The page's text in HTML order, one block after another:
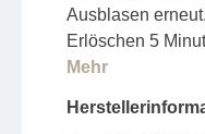
Ausblasen
Erlöschen 5
Mehr